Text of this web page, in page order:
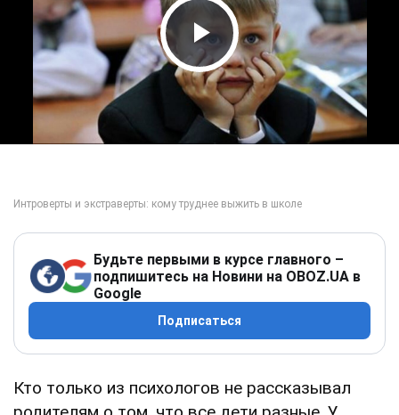
Play Video
Будьте первыми в курсе главного –
подпишитесь на Новини на OBOZ.UA в
Google
Подписаться
Кто только из психологов не рассказывал